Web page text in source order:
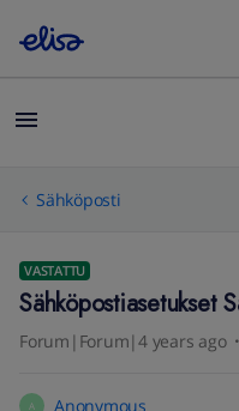
Sähköposti
VASTATTU
Sähköpostiasetukset
Forum|Forum|4 years ago
A Anonymous